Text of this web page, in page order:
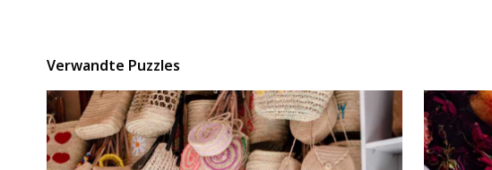
Verwandte Puzzles